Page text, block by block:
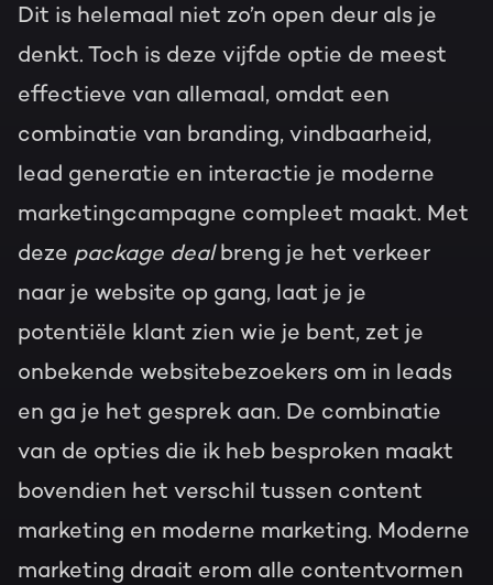
Dit is helemaal niet zo’n open deur als je
denkt. Toch is deze vijfde optie de meest
effectieve van allemaal, omdat een
combinatie van branding, vindbaarheid,
lead generatie en interactie je moderne
marketingcampagne compleet maakt. Met
deze package dealbreng je het verkeer
naar je website op gang, laat je je
potentiële klant zien wie je bent, zet je
onbekende websitebezoekers om in leads
en ga je het gesprek aan. De combinatie
van de opties die ik heb besproken maakt
bovendien het verschil tussen content
marketing en moderne marketing. Moderne
marketing draait erom alle contentvormen